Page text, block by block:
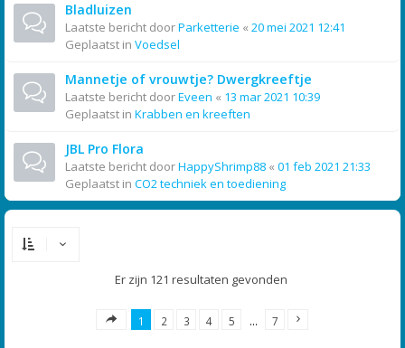
Bladluizen
Laatste bericht doorParketterie « 20 mei 2021 12:41
Geplaatst in Voedsel
Mannetje of vrouwtje? Dwergkreeftje
Laatste bericht doorEveen « 13 mar 2021 10:39
Geplaatst in Krabben en kreeften
JBL Pro Flora
Laatste bericht doorHappyShrimp88 « 01 feb 2021 21:33
Geplaatst in CO2 techniek en toediening
Er zijn 121 resultaten gevonden
1 2 3 4 5 … 7